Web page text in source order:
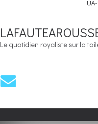
Le quotidien royaliste sur la